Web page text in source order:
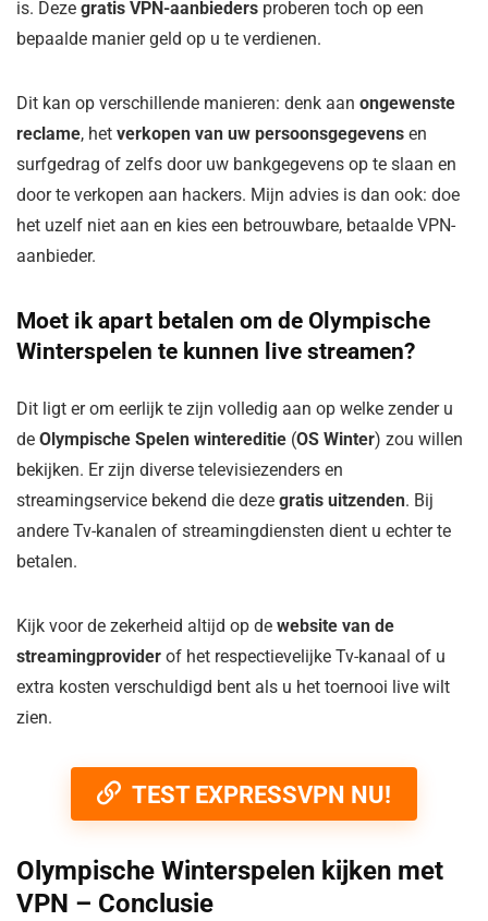
is. Deze gratis VPN-aanbieders proberen toch op een
bepaalde manier geld op u te verdienen.
Dit kan op verschillende manieren: denk aan ongewenste
reclame, het verkopen van uw persoonsgegevens en
surfgedrag of zelfs door uw bankgegevens op te slaan en
door te verkopen aan hackers. Mijn advies is dan ook: doe
het uzelf niet aan en kies een betrouwbare, betaalde VPN-
aanbieder.
Moet ik apart betalen om de Olympische
Winterspelen te kunnen live streamen?
Dit ligt er om eerlijk te zijn volledig aan op welke zender u
de Olympische Spelen wintereditie (OS Winter) zou willen
bekijken. Er zijn diverse televisiezenders en
streamingservice bekend die deze gratis uitzenden. Bij
andere Tv-kanalen of streamingdiensten dient u echter te
betalen.
Kijk voor de zekerheid altijd op de website van de
streamingprovider of het respectievelijke Tv-kanaal of u
extra kosten verschuldigd bent als u het toernooi live wilt
zien.
TEST EXPRESSVPN NU!
Olympische Winterspelen kijken met
VPN – Conclusie